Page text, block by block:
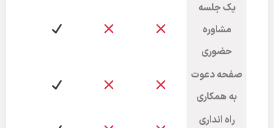
یک جلسه
مشاوره
حضوری
صفحه دعوت
به همکاری
راه انداری